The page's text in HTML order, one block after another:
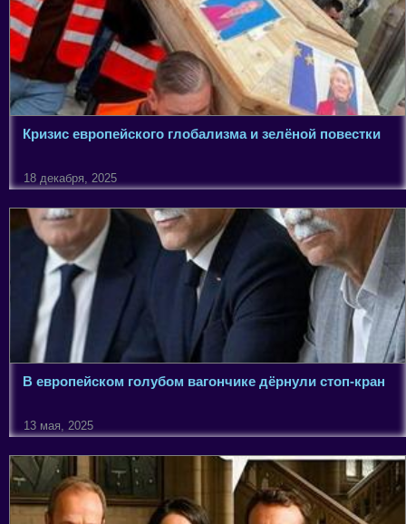
Кризис европейского глобализма и зелёной повестки
18 декабря, 2025
В европейском голубом вагончике дёрнули стоп-кран
13 мая, 2025